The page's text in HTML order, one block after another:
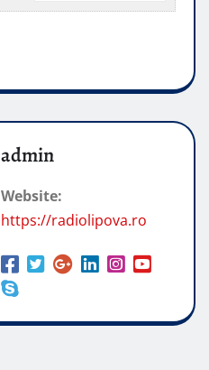
admin
Website:
https://radiolipova.ro